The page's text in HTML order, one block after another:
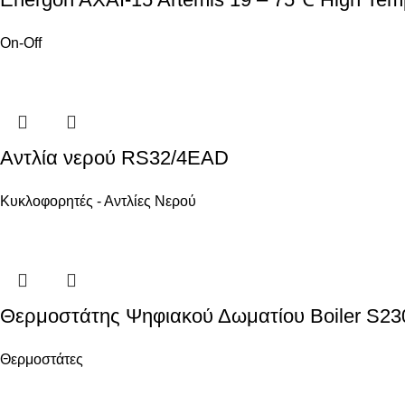
On-Off
Αντλία νερού RS32/4EAD
Κυκλοφορητές - Αντλίες Νερού
Θερμοστάτης Ψηφιακού Δωματίου Boiler
Θερμοστάτες